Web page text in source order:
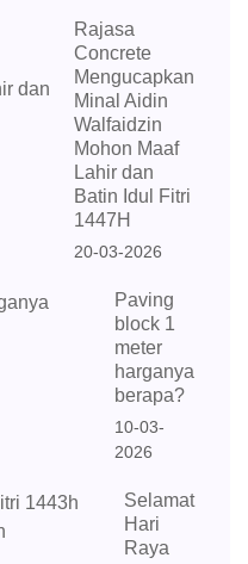
Rajasa
Concrete
Mengucapkan
Minal Aidin
Walfaidzin
Mohon Maaf
Lahir dan
Batin Idul Fitri
1447H
20-03-2026
Paving
block 1
meter
harganya
berapa?
10-03-
2026
Selamat
Hari
Raya